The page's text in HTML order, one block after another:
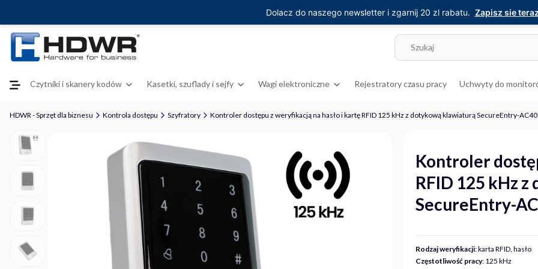
Czytniki i skanery kodów Kasetki, szuflady i sejfy Wagi elektroniczne Rejestratory czasu pracy Uchwyty do
HDWR - Sprzęt dla biznesu Kontrola dostępu Szyfratory Kontroler dostępu z weryfikacją na hasło i kartę RFID 125 kHz z dotykową klawiaturą SecureEntry-
Kontroler
RFID 125 kHz
SecureEntry-
Rodzaj weryfikacji: karta RFID, hasło
Częstotliwość pracy: 125 kHz
Dolacz do naszego newsletter i zgarnij 20 zl rabatu. Zapisz sie